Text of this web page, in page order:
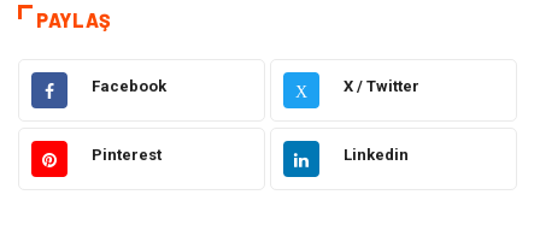
Sağlık
Hukuk Dekorasyon
Elektrik & Elektronik Giyim
PAYLAŞ
Facebook X X / Twitter
Pinterest Linkedin